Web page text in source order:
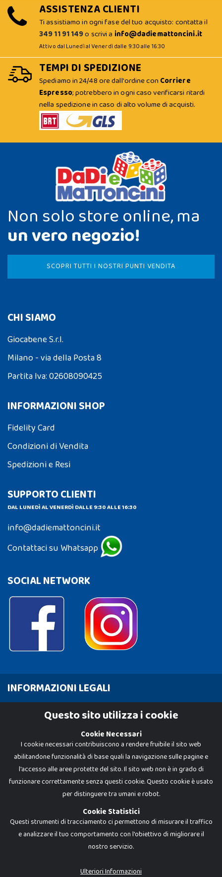
ASSISTENZA CLIENTI
Ti assistiamo in ogni fase del tuo acquisto: contatta il
349 11 91 149o scrivi a info@dadiemattoncini.it
Attivo dal Lunedì al Venerdì dalle 9:30 alle 16:30
TEMPI DI SPEDIZIONE
Spediamo in 24/48 ore dall'ordine con Corriere
Espresso; potrebbero in ogni caso verificarsi ritardi
nella spedizione in caso di alto volume di acquisti.
Non solo store online, ma
un vero negozio!
SCOPRI TUTTI I NOSTRI PUNTI VENDITA
CHI SIAMO
Giocabene S.r.l.
Milano - via della Posta 8
Partita Iva: 02608090425
INFORMAZIONI SHOP
Fidelity Card
Condizioni di Vendita
Spedizioni e Resi
SUPPORTO CLIENTI
DAL LUNEDÌ AL VENERDÌ DALLE 9:30 ALLE 16:30
info@dadiemattoncini.it
Contattaci su Whatsapp
SOCIAL NETWORK
INFORMAZIONI LEGALI
Cookie Policy
Dadi e Mattoncini è un brand di Giocabene Srl. Ogni riproduzione o utilizzo non
I prezzi e le promozioni pubblicate potrebbero differire da quanto esposto in
Questo sito utilizza i cookie
Cookie Necessari
I cookie necessari contribuiscono a rendere fruibile il sito web
abilitandone funzionalità di base quali la navigazione sulle pagine e
l'accesso alle aree protette del sito. Il sito web non è in grado di
funzionare correttamente senza questi cookie. Questo cookie è usato
per distinguere tra umani e robot.
Cookie Statistici
Questi strumenti di tracciamento ci permettono di misurare il traffico
e analizzare il tuo comportamento con l'obiettivo di migliorare il
nostro servizio.
Ulteriori Informazioni